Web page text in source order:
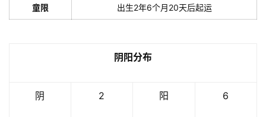
童限 出生2年6个月20天后起运
阴阳分布
阴 2 阳 6